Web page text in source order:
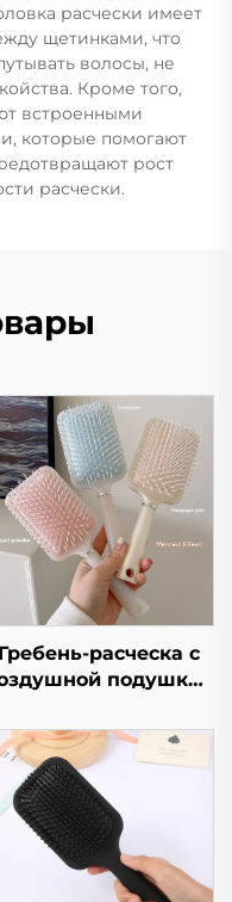
расчески имеет
щетинками, что
волосы, не
Кроме того,
встроенными
которые помогают
рост
расчески.
Гребень-расческа с
подушкой
принцессы для
портативный
пушистый гребень в
форме сердца с
большой массажной
подушкой
для ежедневного